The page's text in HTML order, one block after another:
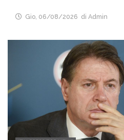
Gio, 06/08/2026 di Admin